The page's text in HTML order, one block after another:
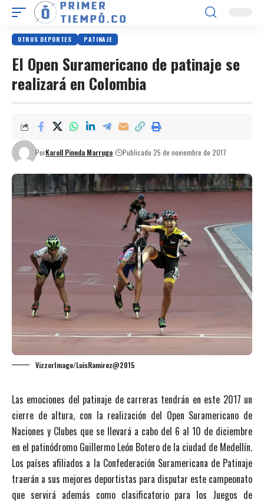
OTROS DEPORTES PATINAJE
El Open Suramericano de patinaje se
realizará en Colombia
PorKaroll Pineda Marrugo Publicado 25 de noviembre de 2017
VizzorImage/LuisRamirez@2015
Las emociones del patinaje de carreras tendrán en este 2017 un
cierre de altura, con la realización del Open Suramericano de
Naciones y Clubes que se llevará a cabo del 6 al 10 de diciembre
en el patinódromo Guillermo León Botero de la ciudad de Medellín.
Los países afiliados a la Confederación Suramericana de Patinaje
traerán a sus mejores deportistas para disputar este campeonato
que servirá además como clasificatorio para los Juegos de